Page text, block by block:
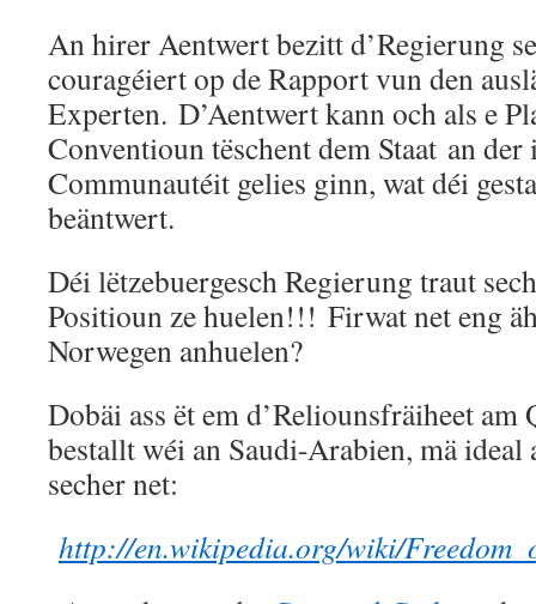
An hirer Aentwert bezitt d’Regierung
couragéiert op de Rapport vun den
Experten. D’Aentwert kann och als e
Conventioun tëschent dem Staat an der
Communautéit gelies ginn, wat déi
beäntwert.
Déi lëtzebuergesch Regierung traut
Positioun ze huelen!!! Firwat net eng
Norwegen anhuelen?
Dobäi ass ët em d’Reliounsfräiheet am
bestallt wéi an Saudi-Arabien, mä ideal
secher net:
http://en.wikipedia.org/wiki/